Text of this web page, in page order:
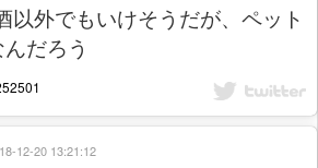
以外でもいけそうだが、ペット
だろう
12-20 13:21:12